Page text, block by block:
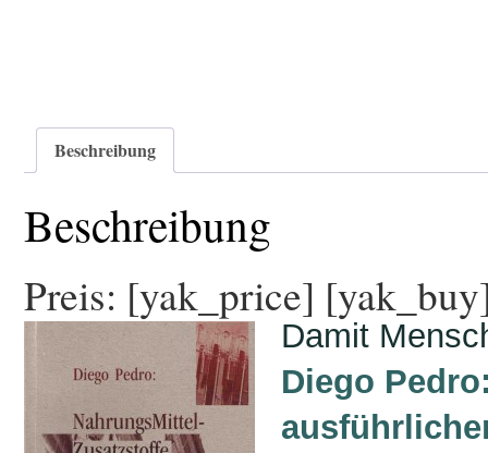
Beschreibung
Beschreibung
Preis: [yak_price]
Damit
Diego